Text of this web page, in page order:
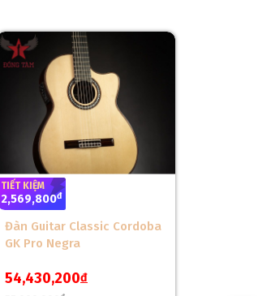
TIẾT KIỆM
2,569,800đ
Đàn Guitar Classic Cordoba
GK Pro Negra
54,430,200đ